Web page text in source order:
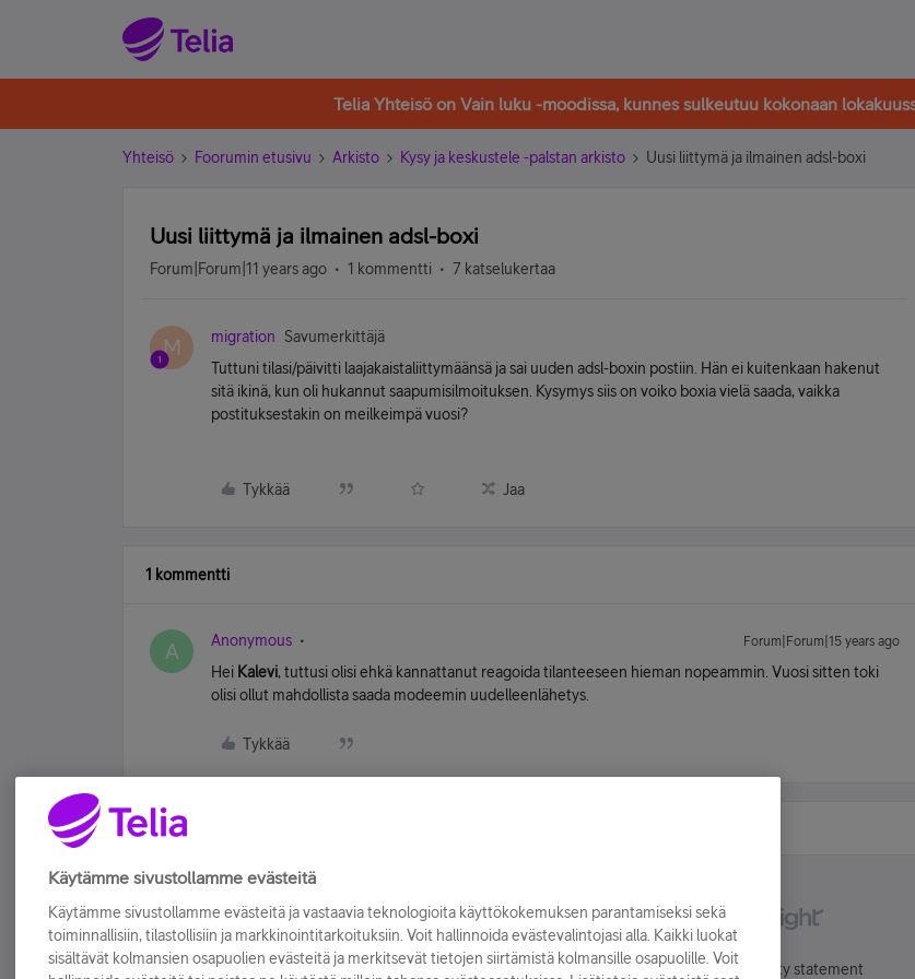
Telia Yhteisö on Vain luku -moodissa, kunnes sulkeutuu kokonaan
Yhteisö Foorumin etusivu Arkisto Kysy ja keskustele -palstan arkisto Uusi liittymä ja ilmainen adsl-boxi
Uusi liittymä ja ilmainen adsl-boxi
Forum|Forum|11 years ago 1 kommentti 7 katselukertaa
M migration
Savumerkittäjä
Tuttuni tilasi/päivitti laajakaistaliittymäänsä ja sai uuden adsl-boxin postiin. Hän ei kuitenkaan hakenut
sitä ikinä, kun oli hukannut saapumisilmoituksen. Kysymys siis on voiko boxia vielä saada, vaikka
postituksestakin on meilkeimpä vuosi?
Tykkää Jaa
1 kommentti
A Anonymous Forum|Forum|15 years ago
Hei Kalevi, tuttusi olisi ehkä kannattanut reagoida tilanteeseen hieman nopeammin. Vuosi sitten toki
olisi ollut mahdollista saada modeemin uudelleenlähetys.
Tykkää
Käyttöehdot Accessibility statement
Käytämme sivustollamme evästeitä
Käytämme sivustollamme evästeitä ja vastaavia teknologioita käyttökokemuksen parantamiseksi sekä
toiminnallisiin, tilastollisiin ja markkinointitarkoituksiin. Voit hallinnoida evästevalintojasi alla. Kaikki luokat
sisältävät kolmansien osapuolien evästeitä ja merkitsevät tietojen siirtämistä kolmansille osapuolille. Voit